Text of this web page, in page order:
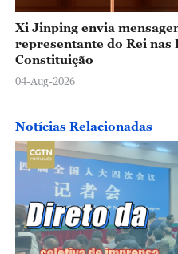
Xi Jinping envia
representante do Rei nas
Constituição
04-Aug-2026
Notícias Relacionadas